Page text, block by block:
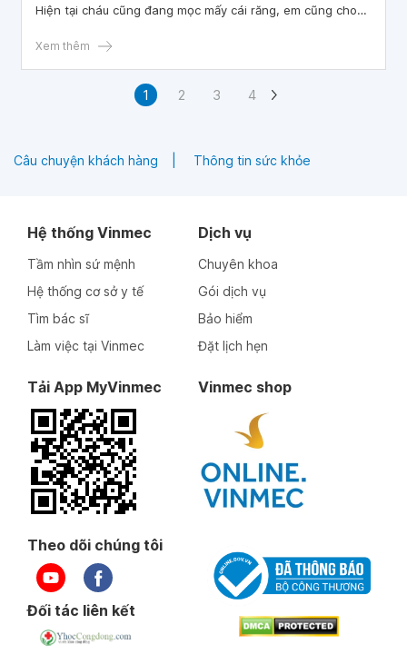
Hiện tại cháu cũng đang mọc mấy cái răng, em cũng cho
sốt liên tục như vậy.
Xem thêm
1 2 3 4
Câu chuyện khách hàng Thông tin sức khỏe
Hệ thống Vinmec
Tầm nhìn sứ mệnh
Hệ thống cơ sở y tế
Tìm bác sĩ
Làm việc tại Vinmec
Dịch vụ
Chuyên khoa
Gói dịch vụ
Bảo hiểm
Đặt lịch hẹn
Tải App MyVinmec Vinmec shop
Theo dõi chúng tôi
Đối tác liên kết